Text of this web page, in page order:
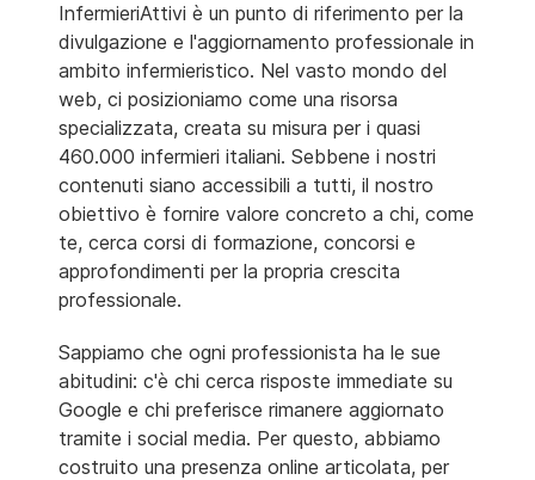
InfermieriAttivi è un punto di riferimento per la
divulgazione e l'aggiornamento professionale in
ambito infermieristico. Nel vasto mondo del
web, ci posizioniamo come una risorsa
specializzata, creata su misura per i quasi
460.000 infermieri italiani. Sebbene i nostri
contenuti siano accessibili a tutti, il nostro
obiettivo è fornire valore concreto a chi, come
te, cerca corsi di formazione, concorsi e
approfondimenti per la propria crescita
professionale.
Sappiamo che ogni professionista ha le sue
abitudini: c'è chi cerca risposte immediate su
Google e chi preferisce rimanere aggiornato
tramite i social media. Per questo, abbiamo
costruito una presenza online articolata, per